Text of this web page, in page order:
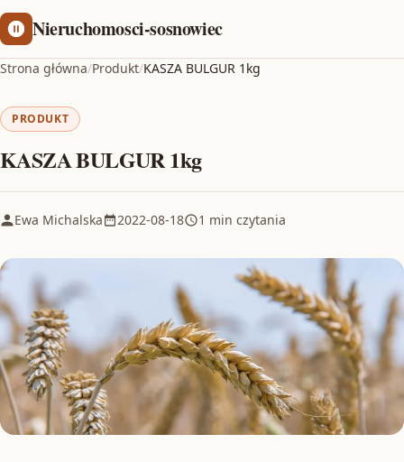
Nieruchomosci-sosnowiec
Strona główna/Produkt/KASZA BULGUR 1kg
PRODUKT
KASZA BULGUR 1kg
Ewa Michalska 2022-08-18 1 min czytania